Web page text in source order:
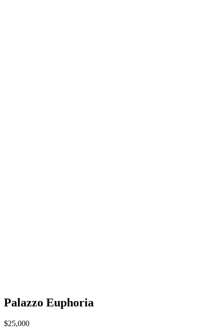
Palazzo Euphoria
$25,000